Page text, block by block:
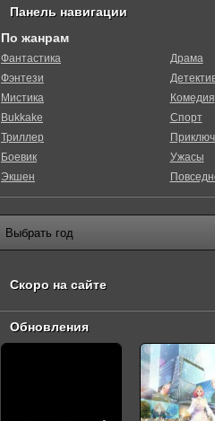
Панель навигации
По жанрам
Фантастика
Фэнтези
Мистика
Bukkake
Триллер
Боевик
Экшен
Драма
Комедия
Спорт
Ужасы
Скоро на сайте
Обновления